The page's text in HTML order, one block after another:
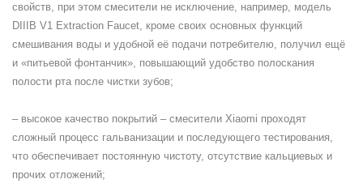
свойств, при этом смесители не исключение, например, модель
DIIIB V1 Extraction Faucet, кроме своих основных функций
смешивания воды и удобной её подачи потребителю, получил ещё
и «питьевой фонтанчик», повышающий удобство полоскания
полости рта после чистки зубов;
– высокое качество покрытий – смесители Xiaomi проходят
сложный процесс гальванизации и последующего тестирования,
что обеспечивает постоянную чистоту, отсутствие кальциевых и
прочих отложений;